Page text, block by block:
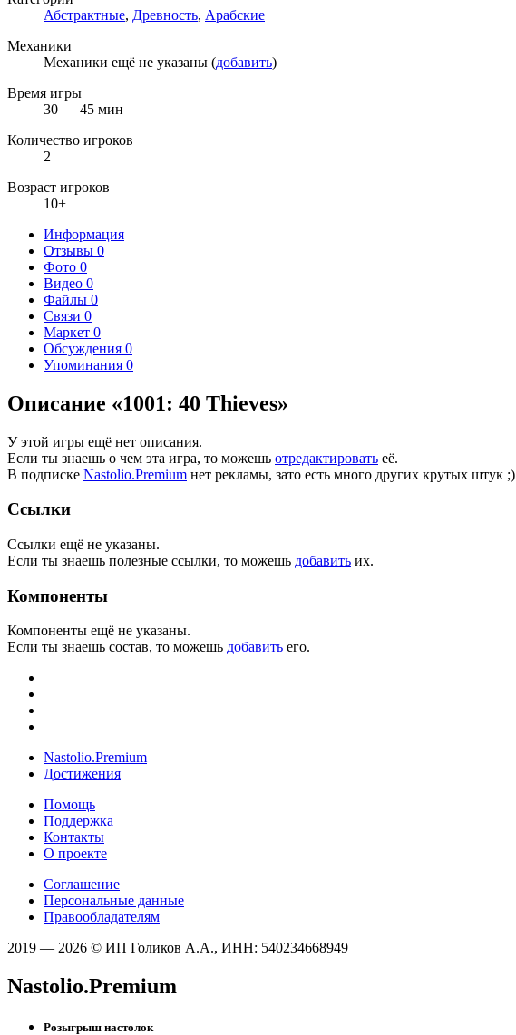
Абстрактные, Древность, Арабские
Механики
Механики ещё не указаны (добавить)
Время игры
30 — 45 мин
Количество игроков
2
Возраст игроков
10+
Информация
Отзывы 0
Фото 0
Видео 0
Файлы 0
Связи 0
Маркет 0
Обсуждения 0
Упоминания 0
Описание «1001: 40 Thieves»
У этой игры ещё нет описания.
Если ты знаешь о чем эта игра, то можешь отредактировать её.
В подписке Nastolio.Premium нет рекламы, зато есть много других крутых штук ;)
Ссылки
Ссылки ещё не указаны.
Если ты знаешь полезные ссылки, то можешь добавить их.
Компоненты
Компоненты ещё не указаны.
Если ты знаешь состав, то можешь добавить его.
Nastolio.Premium
Достижения
Помощь
Поддержка
Контакты
О проекте
Соглашение
Персональные данные
Правообладателям
2019 — 2026 © ИП Голиков А.А., ИНН: 540234668949
Nastolio.Premium
Розыгрыш настолок